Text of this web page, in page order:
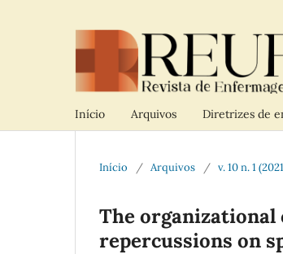
Início Arquivos Diretrizes de
Início / Arquivos / v. 10 n. 1
The organizational
repercussions on